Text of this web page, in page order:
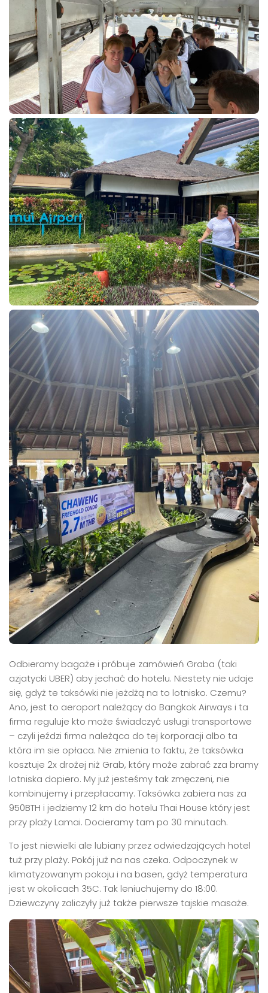
Odbieramy bagaże i próbuje zamówień Graba (taki
azjatycki UBER) aby jechać do hotelu. Niestety nie udaje
się, gdyż te taksówki nie jeżdżą na to lotnisko. Czemu?
Ano, jest to aeroport należący do Bangkok Airways i ta
firma reguluje kto może świadczyć usługi transportowe
– czyli jeździ firma należąca do tej korporacji albo ta
która im sie opłaca. Nie zmienia to faktu, że taksówka
kosztuje 2x drożej niż Grab, który może zabrać zza bramy
lotniska dopiero. My już jesteśmy tak zmęczeni, nie
kombinujemy i przepłacamy. Taksówka zabiera nas za
950BTH i jedziemy 12 km do hotelu Thai House który jest
przy plaży Lamai. Docieramy tam po 30 minutach.
To jest niewielki ale lubiany przez odwiedzających hotel
tuż przy plaży. Pokój już na nas czeka. Odpoczynek w
klimatyzowanym pokoju i na basen, gdyż temperatura
jest w okolicach 35C. Tak leniuchujemy do 18:00.
Dziewczyny zaliczyły już także pierwsze tajskie masaże.